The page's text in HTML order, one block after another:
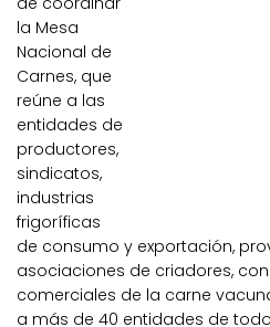
la Mesa
Nacional de
Carnes, que
reúne a las
entidades de
productores,
sindicatos,
industrias
frigoríficas
de consumo y exportación,
asociaciones de criadores,
comerciales de la carne
a más de 40 entidades de